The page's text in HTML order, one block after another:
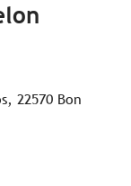
22570 Bon